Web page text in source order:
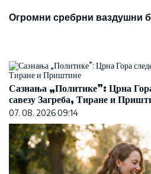
Огромни сребрни ваздушни
Сазнања „Политике”: Црна
савезу Загреба, Тиране и
07. 08. 2026 09:14